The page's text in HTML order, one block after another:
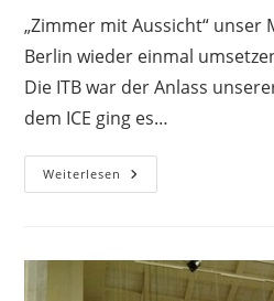
„Zimmer mit Aussicht“
Berlin wieder einmal
Die ITB war der Anlass
dem ICE ging es…
Weiterlesen Penthouse-
Wohnung
Berlin
Während
Der